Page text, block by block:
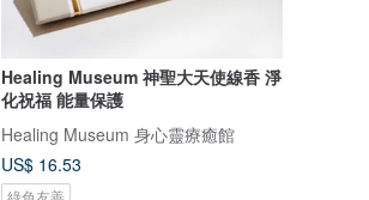
Healing Museum 神聖大天使線香 淨
化祝福 能量保護
Healing Museum 身心靈療癒館
US$ 16.53